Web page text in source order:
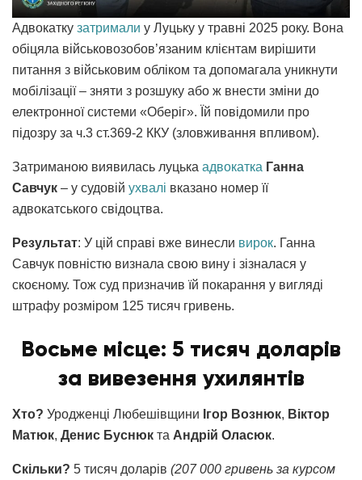
Адвокатку затримали у Луцьку у травні 2025 року. Вона
обіцяла військовозобов’язаним клієнтам вирішити
питання з військовим обліком та допомагала уникнути
мобілізації – зняти з розшуку або ж внести зміни до
електронної системи «Оберіг». Їй повідомили про
підозру за ч.3 ст.369-2 ККУ (зловживання впливом).
Затриманою виявилась луцька адвокатка Ганна
Савчук – у судовій ухвалі вказано номер її
адвокатського свідоцтва.
Результат: У цій справі вже винесли вирок. Ганна
Савчук повністю визнала свою вину і зізналася у
скоєному. Тож суд призначив їй покарання у вигляді
штрафу розміром 125 тисяч гривень.
Восьме місце: 5 тисяч доларів
за вивезення ухилянтів
Хто? Уродженці Любешівщини Ігор Вознюк, Віктор
Матюк, Денис Буснюк та Андрій Оласюк.
Скільки? 5 тисяч доларів (207 000 гривень за курсом